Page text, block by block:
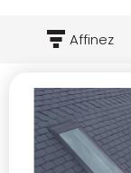
Affinez